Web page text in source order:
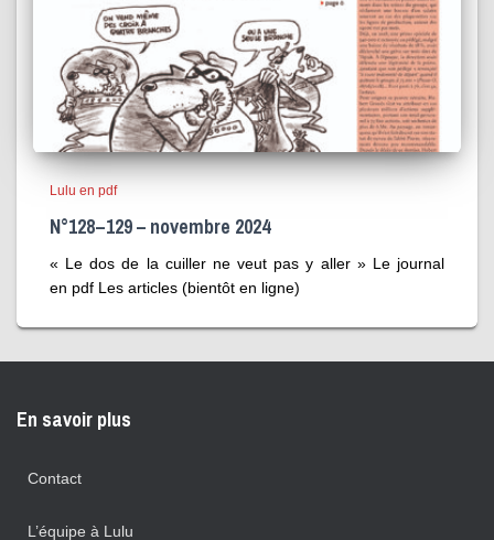
Lulu en pdf
N°128 – 129 – novembre 2024
« Le dos de la cuiller ne veut pas y aller » Le journal
en pdf Les articles (bientôt en ligne)
En savoir plus
Contact
L’équipe à Lulu